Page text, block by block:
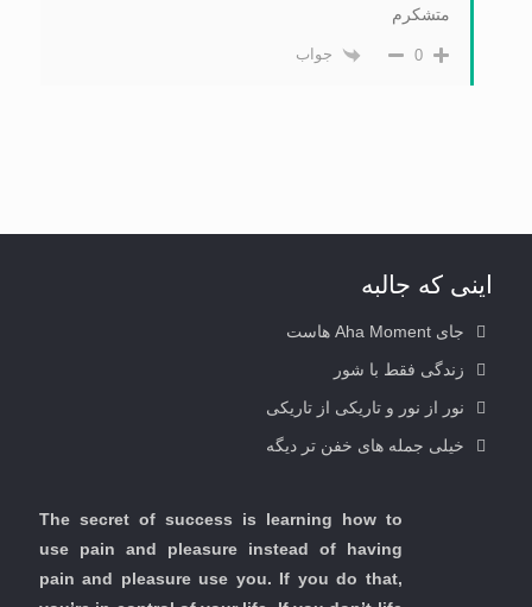
متشکرم
0 جواب
اینی که جالبه
جای Aha Moment هاست
زندگی فقط با شور
نور از نور و تاریکی از تاریکی
خیلی جمله های خفن تر دیگه
The secret of success is learning how to
use pain and pleasure instead of having
pain and pleasure use you. If you do that,